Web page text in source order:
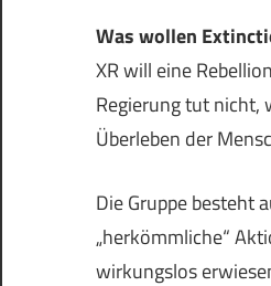
Was wollen
XR will eine
Regierung tut nicht,
Überleben der
Die Gruppe besteht
„herkömmliche“
wirkungslos